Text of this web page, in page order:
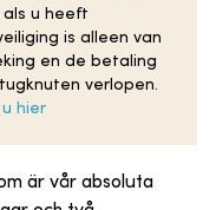
u heeft
is alleen van
en de betaling
verlopen.
hier
är vår absoluta